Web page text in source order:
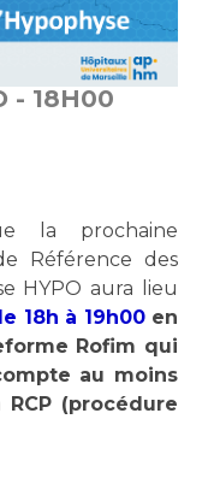
visite à un patient
ou de radiologie
ligne
- 18H00
la prochaine
Référence des
HYPO aura lieu
18h à 19h00 en
Rofim qui
au moins
(procédure